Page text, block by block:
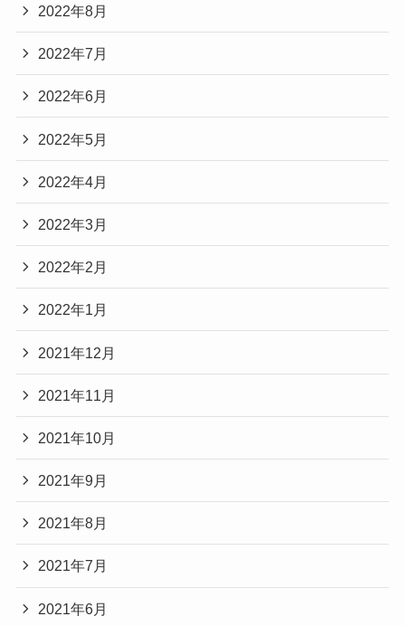
2022年8月
2022年7月
2022年6月
2022年5月
2022年4月
2022年3月
2022年2月
2022年1月
2021年12月
2021年11月
2021年10月
2021年9月
2021年8月
2021年7月
2021年6月